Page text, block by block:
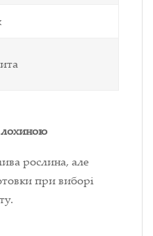
лохиною
рослина, але
при виборі